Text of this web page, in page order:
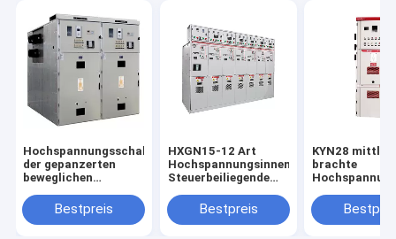
Hochspannungsschalteinheit
der gepanzerten
beweglichen
des Metall KYN61-
40.5 geschlossenen
Bestpreis
HXGN15-12 Art
Hochspannungsinnennetzverteilungs-
Steuerbeiliegende
Bestpreis
KYN28
brachte
Metall